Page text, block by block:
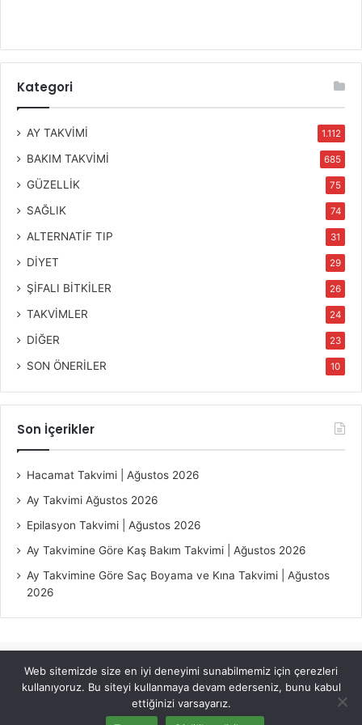
Kategori
AY TAKVİMİ 1.112
BAKIM TAKVİMİ 685
GÜZELLİK 75
SAĞLIK 74
ALTERNATİF TIP 31
DİYET 29
ŞİFALI BİTKİLER 26
TAKVİMLER 24
DİĞER 23
SON ÖNERİLER 10
Son İçerikler
Hacamat Takvimi | Ağustos 2026
Ay Takvimi Ağustos 2026
Epilasyon Takvimi | Ağustos 2026
Ay Takvimine Göre Kaş Bakım Takvimi | Ağustos 2026
Ay Takvimine Göre Saç Boyama ve Kına Takvimi | Ağustos
2026
© Copyright 2026, All Rights Reserved |
Jannah Theme by
TieLabs
Web sitemizde size en iyi deneyimi sunabilmemiz için çerezleri
kullanıyoruz. Bu siteyi kullanmaya devam ederseniz, bunu kabul
ettiğinizi varsayarız.